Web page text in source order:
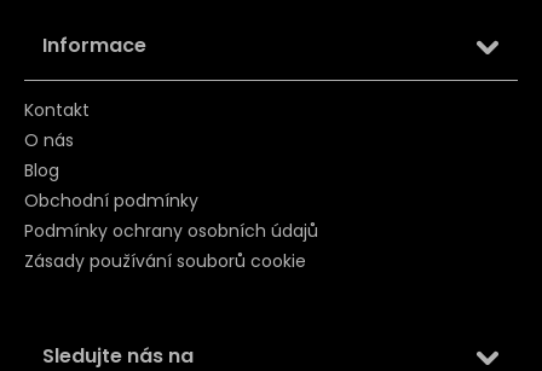
Informace
Kontakt
O nás
Blog
Obchodní podmínky
Podmínky ochrany osobních údajů
Zásady používání souborů cookie
Sledujte nás na